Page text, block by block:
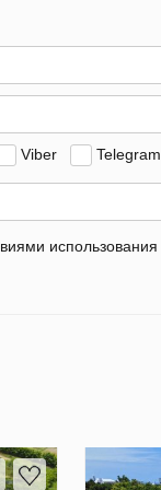
Viber Telegram
использования